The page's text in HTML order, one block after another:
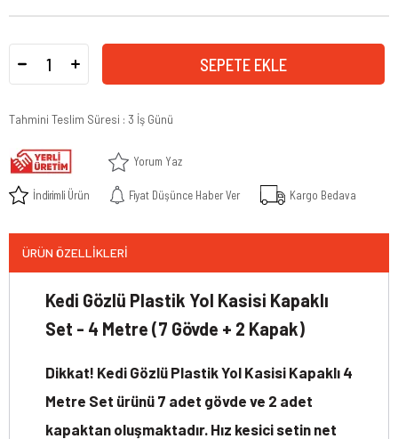
Tahmini Teslim Süresi : 3 İş Günü
Yorum Yaz
İndirimli Ürün Fiyat Düşünce Haber Ver Kargo Bedava
ÜRÜN ÖZELLIKLERI
Kedi Gözlü Plastik Yol Kasisi Kapaklı
Set - 4 Metre (7 Gövde + 2 Kapak)
Dikkat! Kedi Gözlü Plastik Yol Kasisi Kapaklı 4
Metre Set ürünü 7 adet gövde ve 2 adet
kapaktan oluşmaktadır. Hız kesici setin net